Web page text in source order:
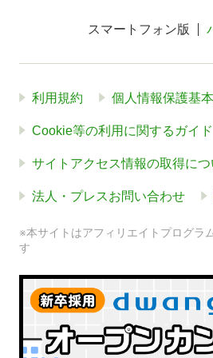
スマートフォン版
利用規約 個人情報保護基
Cookie等の利用に関するガイ
サイトアクセス情報の取得につ
法人・プレスお問い合わせ
※本サイトはアフィリエイトプログラ
す